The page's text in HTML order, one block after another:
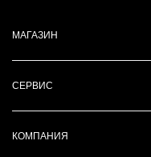
МАГАЗИН
СЕРВИС
КОМПАНИЯ